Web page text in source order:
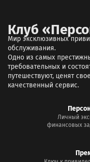
Клуб
Мир эксклюзивных
обслуживания.
Одно из самых
требовательных и
путешествуют, ценят
качественный сервис.
Личный
финансовых